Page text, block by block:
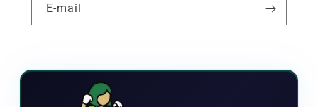
E-mail